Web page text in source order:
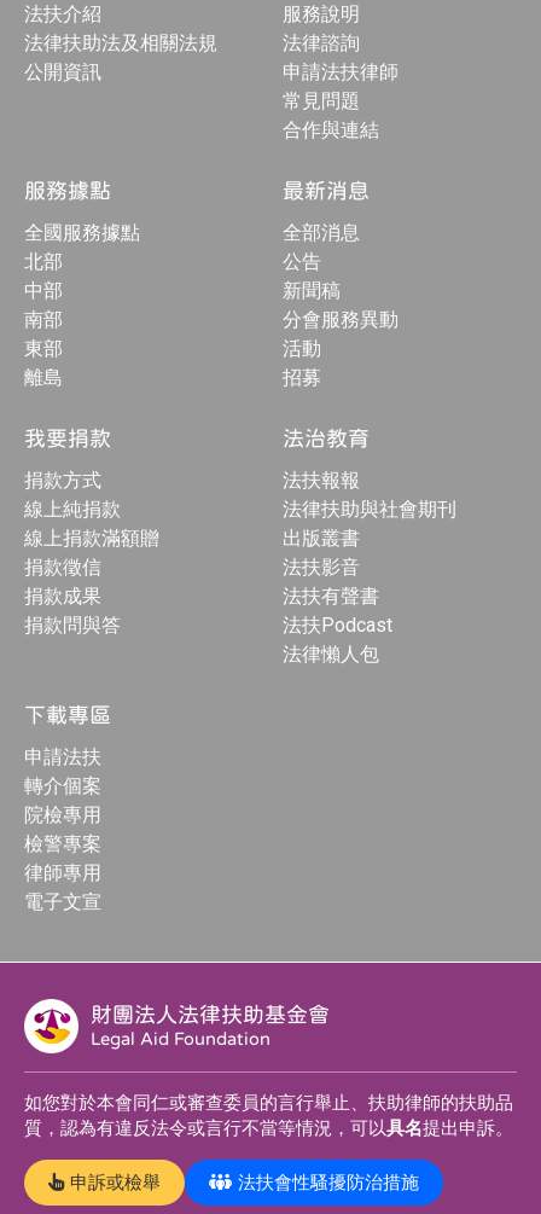
合
按
鈕
法扶介紹
法律扶助法及相關法規
公開資訊
服務說明
法律諮詢
申請法扶律師
常見問題
合作與連結
服務據點
全國服務據點
北部
中部
南部
東部
離島
最新消息
全部消息
公告
新聞稿
分會服務異動
活動
招募
我要捐款
捐款方式
線上純捐款
線上捐款滿額贈
捐款徵信
捐款成果
捐款問與答
法治教育
法扶報報
法律扶助與社會期刊
出版叢書
法扶影音
法扶有聲書
法扶Podcast
法律懶人包
下載專區
申請法扶
轉介個案
院檢專用
檢警專案
律師專用
電子文宣
財團法人法律扶助基金會
Legal Aid Foundation
如您對於本會同仁或審查委員的言行舉止、扶助律師的扶助品
質，認為有違反法令或言行不當等情況，可以具名提出申訴。
申訴或檢舉 法扶會性騷擾防治措施